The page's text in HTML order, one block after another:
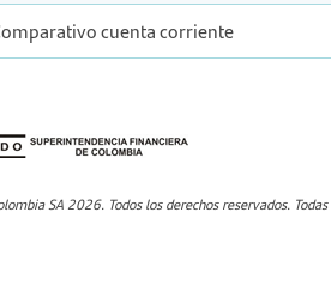
cuenta corriente
SA 2026. Todos los derechos reservados.